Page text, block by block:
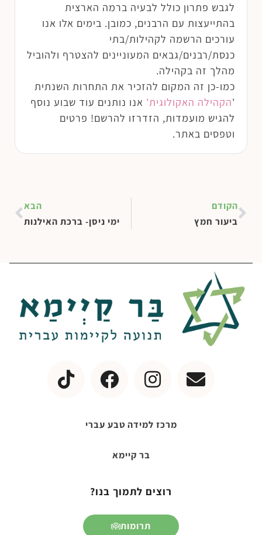
לגבש פתרון כולל לבעיה ברמה הארצית
בהתייעצות עם הרבנים, כמובן. בימים אלו אנו
עורכים הרשמה לקהילות/בתי
כנסת/רבנים/גבאים המעוניינים להצטרף ולהוביל
מהלך זה בקהילה.
כמו-כן זה המקום להזכיר את התחרות השנתית
'הקהילה האקולוגית' אנו נותנים עוד שבוע נוסף
להגיש מועמדות, הזדרזו להרשם! פרטים
וטפסים באתר.
הקודם
ביעור חמץ
הבא
ימי ניסן- ברכת האילנות
מרכז למידה טבע עברי
בר קיימא
רוצים לתמוך בנו?
תרומות